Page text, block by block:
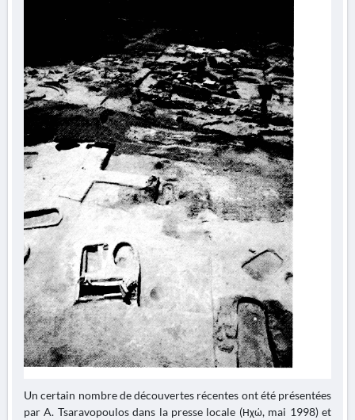
Un certain nombre de découvertes récentes ont été présentées
par A. Tsaravopoulos dans la presse locale (Ηχώ, mai 1998) et